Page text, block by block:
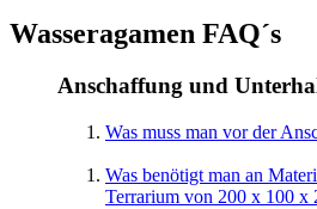
Wasseragamen FAQ´s
Anschaffung und
Was muss man vor der
Was benötigt man an
Terrarium von 200 x 100 x